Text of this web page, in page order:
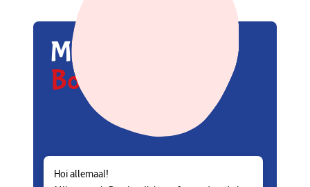
Maak kennis met
Bowien
Hoi allemaal!